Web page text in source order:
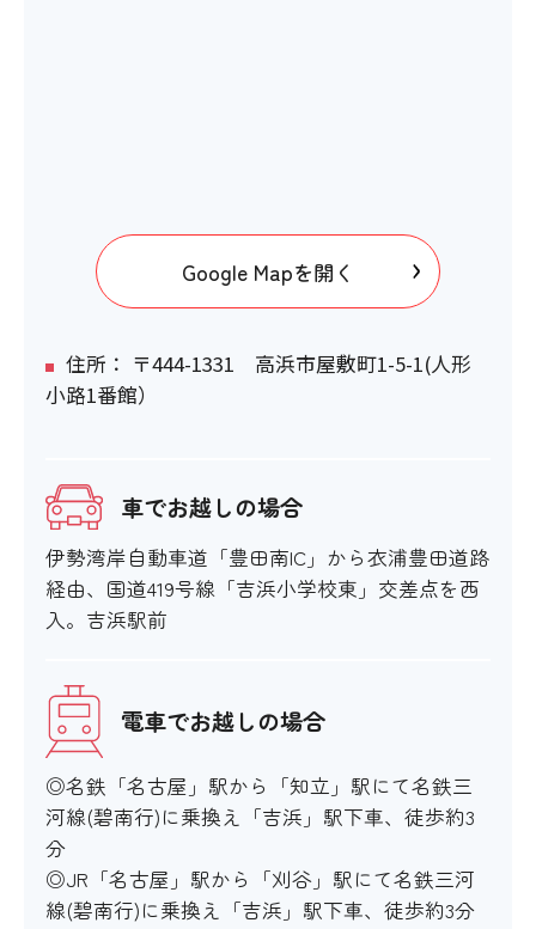
Google Mapを開く
住所： 〒444-1331 高浜市屋敷町1-5-1(人形
小路1番館）
車でお越しの場合
伊勢湾岸自動車道「豊田南IC」から衣浦豊田道路
経由、国道419号線「吉浜小学校東」交差点を西
入。吉浜駅前
電車でお越しの場合
◎名鉄「名古屋」駅から「知立」駅にて名鉄三
河線(碧南行)に乗換え「吉浜」駅下車、徒歩約3
分
◎JR「名古屋」駅から「刈谷」駅にて名鉄三河
線(碧南行)に乗換え「吉浜」駅下車、徒歩約3分